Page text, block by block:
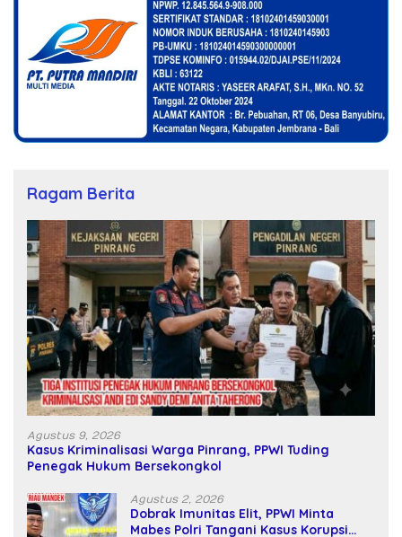
Ragam Berita
Agustus 9, 2026
Kasus Kriminalisasi Warga Pinrang, PPWI Tuding
Penegak Hukum Bersekongkol
Agustus 2, 2026
Dobrak Imunitas Elit, PPWI Minta
Mabes Polri Tangani Kasus Korupsi